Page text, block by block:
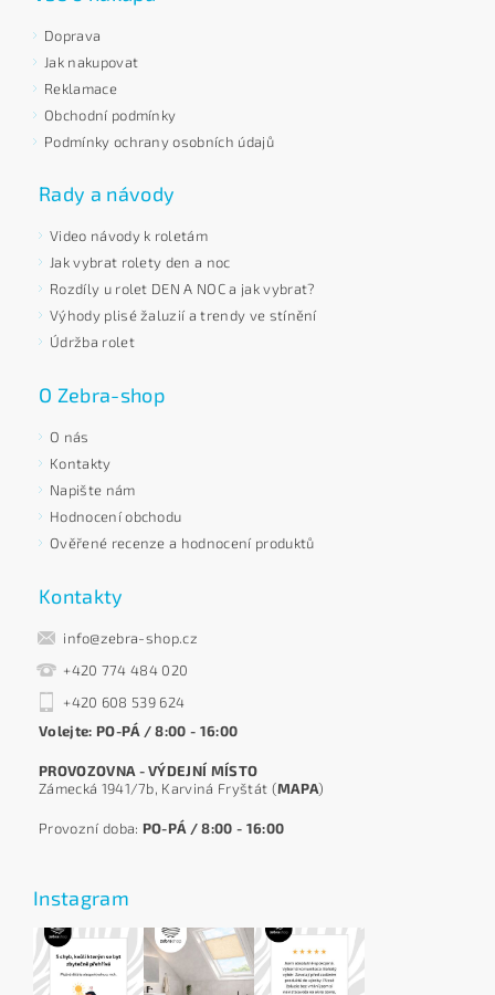
Doprava
Jak nakupovat
Reklamace
Obchodní podmínky
Podmínky ochrany osobních údajů
Rady a návody
Video návody k roletám
Jak vybrat rolety den a noc
Rozdíly u rolet DEN A NOC a jak vybrat?
Výhody plisé žaluzií a trendy ve stínění
Údržba rolet
O Zebra-shop
O nás
Kontakty
Napište nám
Hodnocení obchodu
Ověřené recenze a hodnocení produktů
Kontakty
info@zebra-shop.cz
+420 774 484 020
+420 608 539 624
Volejte: PO-PÁ / 8:00 - 16:00
PROVOZOVNA - VÝDEJNÍ MÍSTO
Zámecká 1941/7b, Karviná Fryštát (MAPA)
Provozní doba: PO-PÁ / 8:00 - 16:00
Instagram